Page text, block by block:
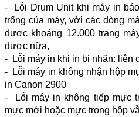
- Lỗi Drum Unit khi máy in
trống của máy, với các dòng
được khoảng 12.000 trang
được nữa,
- Lỗi máy in khi in bị nhăn: liên
- Lỗi máy in không nhận hộp
in Canon 2900
- Lỗi máy in không tiếp mực
mực mới hoặc mực trong hộp